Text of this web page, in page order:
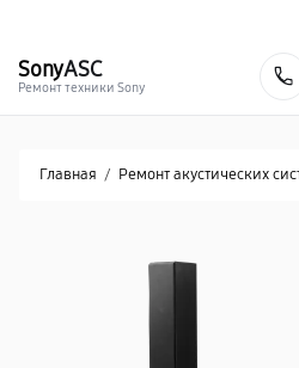
SonyASC
Ремонт техники Sony
Главная / Ремонт акустических